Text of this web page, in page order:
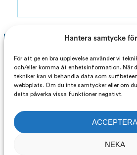
Hantera samtycke
För att ge en bra upplevelse använder vi
och/eller komma åt enhetsinformation. När
tekniker kan vi behandla data som
webbplats. Om du inte samtycker eller om
detta påverka vissa funktioner negativt.
ACCEPTERA
NEKA
FACEBOOK INSTAGRAM
031-725 05 10
Delsjö Golfklubb, Gamla